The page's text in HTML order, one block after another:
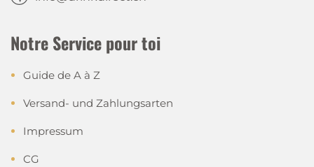
Notre Service pour toi
Guide de A à Z
Versand- und Zahlungsarten
Impressum
CG